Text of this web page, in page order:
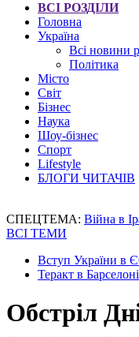
ВСІ РОЗДІЛИ
Головна
Україна
Всі новини
Політика
Місто
Світ
Бізнес
Наука
Шоу-бізнес
Спорт
Lifestyle
БЛОГИ ЧИТАЧІВ
СПЕЦТЕМА: Війна в
ВСІ ТЕМИ
Вступ України в
Теракт в Барселоні
Обстріл